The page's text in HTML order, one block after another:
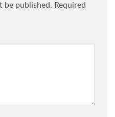
be published. Required